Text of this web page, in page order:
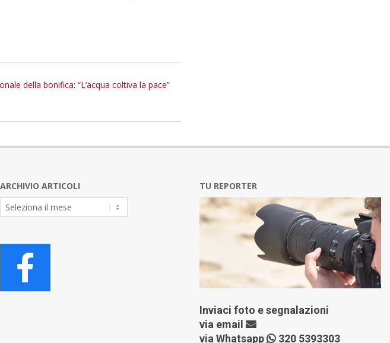
della bonifica: “L’acqua coltiva la pace”
ARCHIVIO ARTICOLI
Archivio
Articoli
TU REPORTER
Inviaci foto e segnalazioni
via email
via Whatsapp
320 5393303